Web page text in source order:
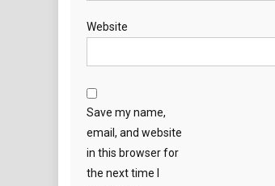
Website
Save my name,
email, and website
in this browser for
the next time I